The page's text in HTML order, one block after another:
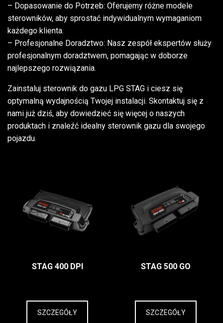
– Dopasowanie do Potrzeb: Oferujemy różne modele
sterowników, aby sprostać indywidualnym wymaganiom
każdego klienta.
– Profesjonalne Doradztwo: Nasz zespół ekspertów służy
profesjonalnym doradztwem, pomagając w doborze
najlepszego rozwiązania.
Zainstaluj sterownik do gazu LPG STAG i ciesz się
optymalną wydajnością Twojej instalacji. Skontaktuj się z
nami już dziś, aby dowiedzieć się więcej o naszych
produktach i znaleźć idealny sterownik gazu dla swojego
pojazdu.
STAG 400 DPI
SZCZEGÓŁY
STAG 500 GO
SZCZEGÓŁY